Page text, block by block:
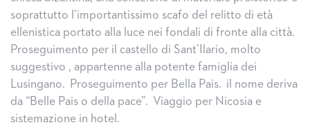
soprattutto l’importantissimo scafo del relitto di età
ellenistica portato alla luce nei fondali di fronte alla città.
Proseguimento per il castello di Sant’Ilario, molto
suggestivo , appartenne alla potente famiglia dei
Lusingano. Proseguimento per Bella Pais. il nome deriva
da “Belle Pais o della pace”. Viaggio per Nicosia e
sistemazione in hotel.